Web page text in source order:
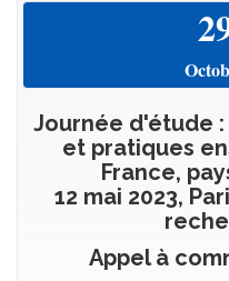
Journée d'étude
et pratiques
France,
12 mai 2023,
Appel à